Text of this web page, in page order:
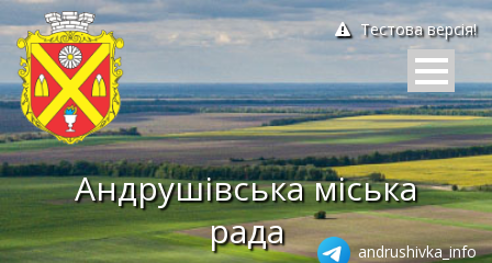
Тестова версія!
Андрушівська міська
рада
andrushivka_info